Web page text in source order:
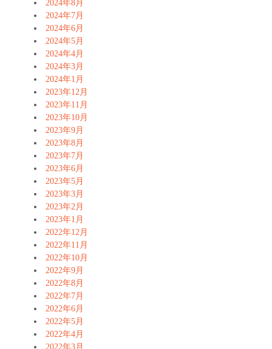
2024年8月
2024年7月
2024年6月
2024年5月
2024年4月
2024年3月
2024年1月
2023年12月
2023年11月
2023年10月
2023年9月
2023年8月
2023年7月
2023年6月
2023年5月
2023年3月
2023年2月
2023年1月
2022年12月
2022年11月
2022年10月
2022年9月
2022年8月
2022年7月
2022年6月
2022年5月
2022年4月
2022年3月